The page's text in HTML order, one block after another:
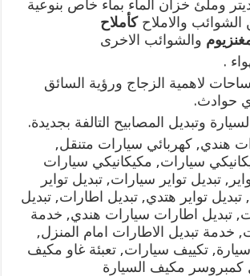
وملئ خزان الماء بماء خاص بنوعية
والاملاحكأملاح
والشوائب الاخرى
.
لاهمية الزجاج ورؤية السائق
حوادث.
وتبديل المصابيح التالفة بجديدة.
هندي, كهربائي سيارات متنقل,
سيارات, مكيكانيكي سيارات
تبديل تواير سيارات, تبديل تواير
تواير هتدي, تبديل اطارات, تبديل
تبديل اطارات سيارات هندي, خدمة
خدمة تبديل الاطارات امام المنزل,
تكييف سيارات, تعبئة غاو مكيف
كمبروسر مكيف السيارة